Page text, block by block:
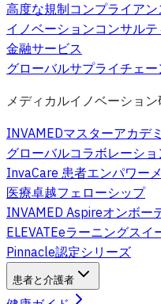
高度な規制コンプライアン
イノベーションコンサル
金融サービス
グローバルサプライチェ
メディカルイノベーショ
INVAMEDマスターアカデ
グローバルコラボレーシ
InvaCare 患者エンパワー
医療卓越フェローシップ
INVAMED Aspireオンボー
ELEVATEeラーニングスイ
Pinnacle認定シリーズ
患者と介護者